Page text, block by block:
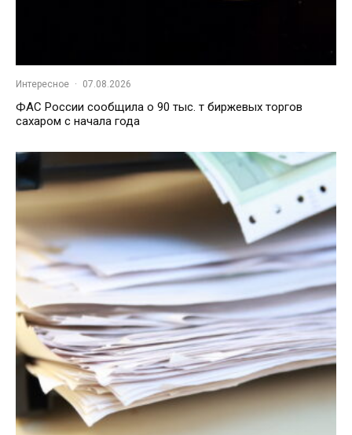
Интересное · 07.08.2026
ФАС России сообщила о 90 тыс. т биржевых торгов
сахаром с начала года